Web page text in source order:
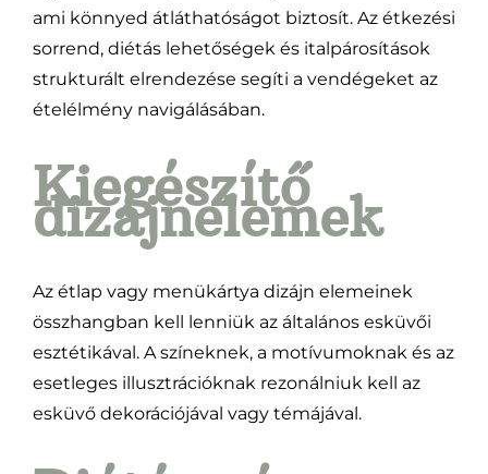
ami könnyed átláthatóságot biztosít. Az étkezési
sorrend, diétás lehetőségek és italpárosítások
strukturált elrendezése segíti a vendégeket az
ételélmény navigálásában.
Kiegészítő
dizájnelemek
Az étlap vagy menükártya dizájn elemeinek
összhangban kell lenniük az általános esküvői
esztétikával. A színeknek, a motívumoknak és az
esetleges illusztrációknak rezonálniuk kell az
esküvő dekorációjával vagy témájával.